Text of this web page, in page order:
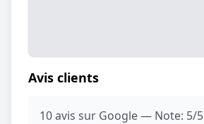
Avis clients
10 avis sur Google — Note: 5/5